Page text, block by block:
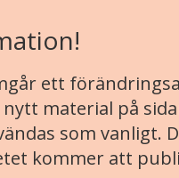
ett
material på
som vanligt.
kommer att